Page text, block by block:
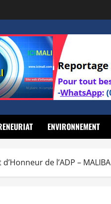
ENVIRONNEMENT
de l’ADP – MALIBA